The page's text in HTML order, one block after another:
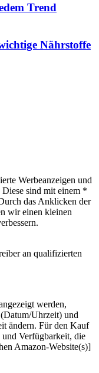
Trend
Nährstoffe
Werbeanzeigen und
sind mit einem *
das Anklicken der
wir einen kleinen
an qualifizierten
werden,
(Datum/Uhrzeit) und
ändern. Für den Kauf
und Verfügbarkeit, die
Amazon-Website(s)]